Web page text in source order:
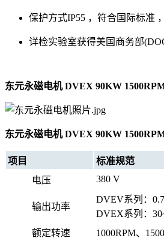
保护方式IP55 ，符合国际标准
详检实验室获得美国商务部
东元永磁电机 DVEX 90KW
东元永磁电机 DVEX 90KW
项目 标准规范
电压 380 V
输出功率
DVEV系列：
DVEX系列：
额定转速
1000RPM、